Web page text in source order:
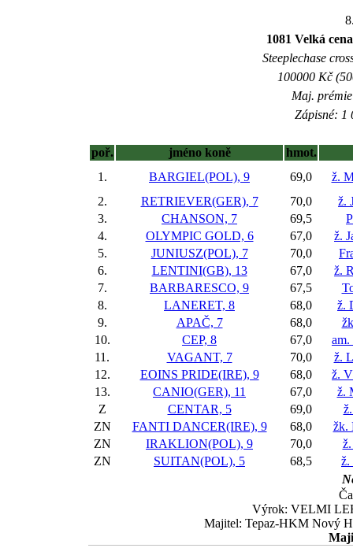
1081 Velká
Steeplechase
100000 Kč
Maj.
Zápisné: 1
poř. jméno koně
hmot.
1.
BARGIEL(POL), 9 69,0
ž.
2.
RETRIEVER(GER), 7 70,0
ž.
3.
CHANSON, 7 69,5
4.
OLYMPIC GOLD, 6 67,0
ž.
5.
JUNIUSZ(POL), 7 70,0
6.
LENTINI(GB), 13 67,0
ž.
7.
BARBARESCO, 9 67,5
8.
LANERET, 8 68,0
ž.
9.
APAČ, 7 68,0
10.
CEP, 8 67,0
11.
VAGANT, 7 70,0
ž.
12.
EOINS PRIDE(IRE), 9 68,0
ž.
13.
CANIO(GER), 11 67,0
ž.
Z
CENTAR, 5 69,0
ZN
FANTI DANCER(IRE), 9 68,0
žk.
ZN
IRAKLION(POL), 9 70,0
ZN
SUITAN(POL), 5 68,5
ž.
Výrok: VELMI
Majitel: Tepaz-HKM Nový